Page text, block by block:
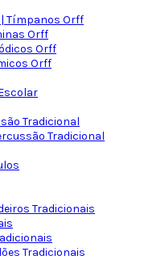
Tímpanos Orff
Orff
Orff
Orff
Tradicional
Tradicional
Tradicionais
Tradicionais